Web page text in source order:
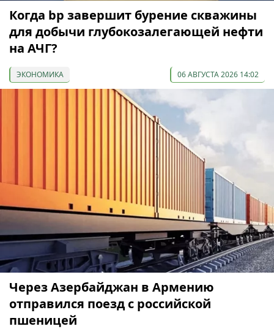
Когда bp завершит бурение скважины
для добычи глубокозалегающей нефти
на АЧГ?
ЭКОНОМИКА 06 АВГУСТА 2026 14:02
Через Азербайджан в Армению
отправился поезд с российской
пшеницей